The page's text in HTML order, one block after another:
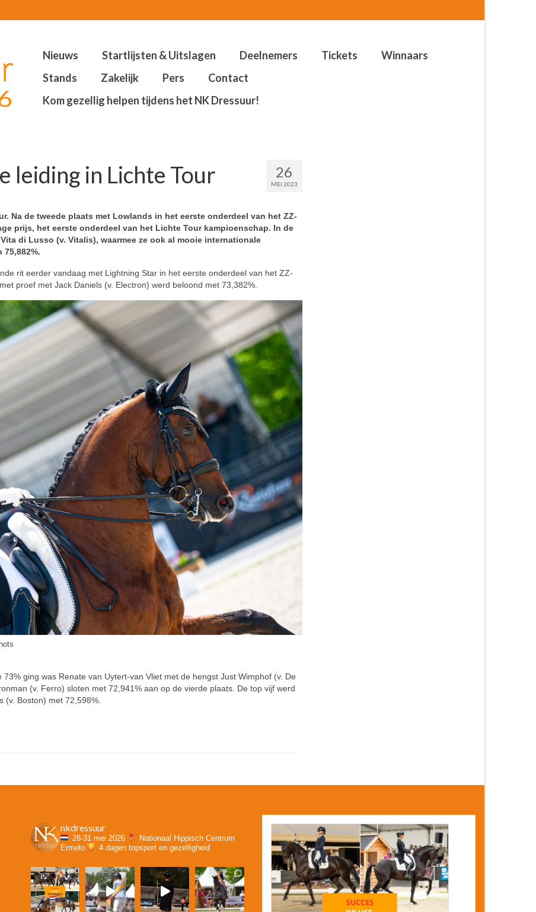
Nieuws Startlijsten & Uitslagen Deelnemers Tickets
Winnaars
Stands
Zakelijk Pers
Contact
Kom gezellig helpen tijdens het NK Dressuur!
26
MEI 2023
leiding in Lichte Tour
Na de tweede plaats met Lowlands in het eerste onderdeel van het ZZ-
prijs, het eerste onderdeel van het Lichte Tour kampioenschap. In de
di Lusso (v. Vitalis), waarmee ze ook al mooie internationale
rit eerder vandaag met Lightning Star in het eerste onderdeel van het ZZ-
proef met Jack Daniels (v. Electron) werd beloond met 73,382%.
ging was Renate van Uytert-van Vliet met de hengst Just Wimphof (v. De
(v. Ferro) sloten met 72,941% aan op de vierde plaats. De top vijf werd
(v. Boston) met 72,598%.
nkdressuur
28-31 mei 2026
Nationaal Hippisch Centrum
Ermelo
4 dagen topsport en gezelligheid